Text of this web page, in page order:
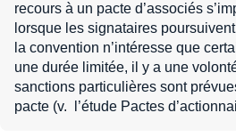
recours à un pacte d’associés
lorsque les signataires
la convention n’intéresse que
une durée limitée, il y a une
sanctions particulières sont
pacte (v. l’étude Pactes